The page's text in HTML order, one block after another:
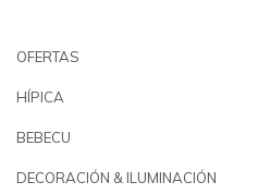
OFERTAS
HÍPICA
BEBECU
DECORACIÓN & ILUMINACIÓN